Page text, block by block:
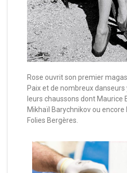
Rose ouvrit son premier
Paix et de nombreux
leurs chaussons dont Maurice
Mikhaïl Barychnikov ou encore
Folies Bergères.